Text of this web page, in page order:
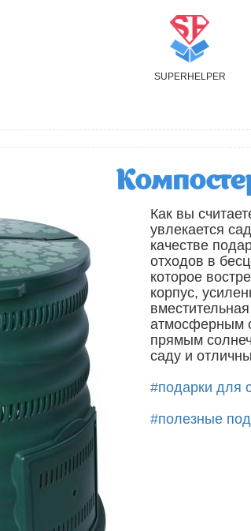
SUPER H ELPER
Как вы
увлекается
качестве
отходов в
которое
корпус,
атмосферным
прямым
саду и
#подарки для
#полезные